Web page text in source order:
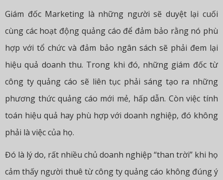
Giám đốc Marketing là những người sẽ duyệt lại cuối
cùng các hoạt động quảng cáo để đảm bảo rằng nó phù
hợp với tổ chức và đảm bảo ngân sách sẽ phải đem lại
hiệu quả doanh thu. Trong khi đó, những giám đốc từ
công ty quảng cáo sẽ liên tục phải sáng tạo ra những
phương thức quảng cáo mới mẻ, hấp dẫn. Còn việc tính
toán hiệu quả hay phù hợp với doanh nghiệp, đó không
phải là việc của họ.
Đó là lý do, rất nhiều chủ doanh nghiệp “than trời” khi họ
cảm thấy người thuê từ công ty quảng cáo không đúng ý